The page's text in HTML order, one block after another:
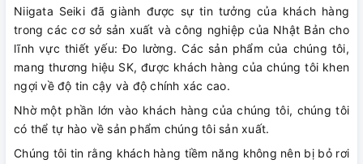
Niigata Seiki đã giành được sự tin tưởng của khách hàng
trong các cơ sở sản xuất và công nghiệp của Nhật Bản cho
lĩnh vực thiết yếu: Đo lường. Các sản phẩm của chúng tôi,
mang thương hiệu SK, được khách hàng của chúng tôi khen
ngợi về độ tin cậy và độ chính xác cao.
Nhờ một phần lớn vào khách hàng của chúng tôi, chúng tôi
có thể tự hào về sản phẩm chúng tôi sản xuất.
Chúng tôi tin rằng khách hàng tiềm năng không nên bị bỏ rơi